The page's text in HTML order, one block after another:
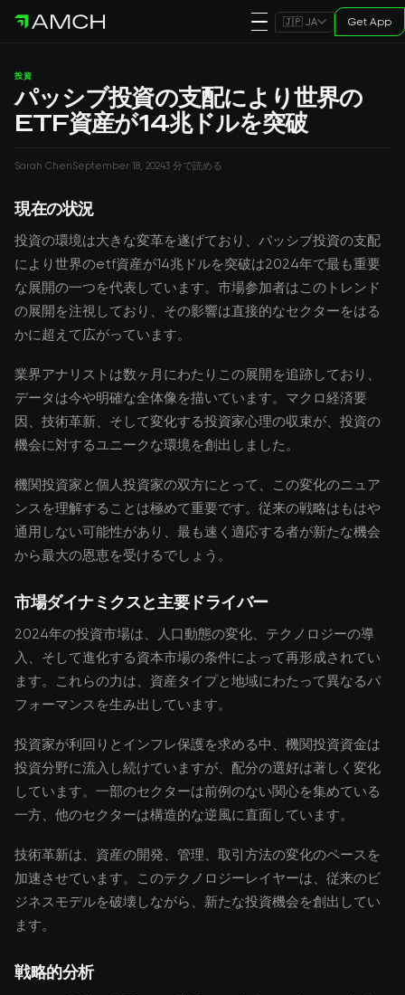
🇯🇵 JA Get App
投資
パッシブ投資の支配により世界の
ETF資産が14兆ドルを突破
Sarah ChenSeptember 18, 20243 分で読める
現在の状況
投資の環境は大きな変革を遂げており、パッシブ投資の支配
により世界のetf資産が14兆ドルを突破は2024年で最も重要
な展開の一つを代表しています。市場参加者はこのトレンド
の展開を注視しており、その影響は直接的なセクターをはる
かに超えて広がっています。
業界アナリストは数ヶ月にわたりこの展開を追跡しており、
データは今や明確な全体像を描いています。マクロ経済要
因、技術革新、そして変化する投資家心理の収束が、投資の
機会に対するユニークな環境を創出しました。
機関投資家と個人投資家の双方にとって、この変化のニュア
ンスを理解することは極めて重要です。従来の戦略はもはや
通用しない可能性があり、最も速く適応する者が新たな機会
から最大の恩恵を受けるでしょう。
市場ダイナミクスと主要ドライバー
2024年の投資市場は、人口動態の変化、テクノロジーの導
入、そして進化する資本市場の条件によって再形成されてい
ます。これらの力は、資産タイプと地域にわたって異なるパ
フォーマンスを生み出しています。
投資家が利回りとインフレ保護を求める中、機関投資資金は
投資分野に流入し続けていますが、配分の選好は著しく変化
しています。一部のセクターは前例のない関心を集めている
一方、他のセクターは構造的な逆風に直面しています。
技術革新は、資産の開発、管理、取引方法の変化のペースを
加速させています。このテクノロジーレイヤーは、従来のビ
ジネスモデルを破壊しながら、新たな投資機会を創出してい
ます。
戦略的分析